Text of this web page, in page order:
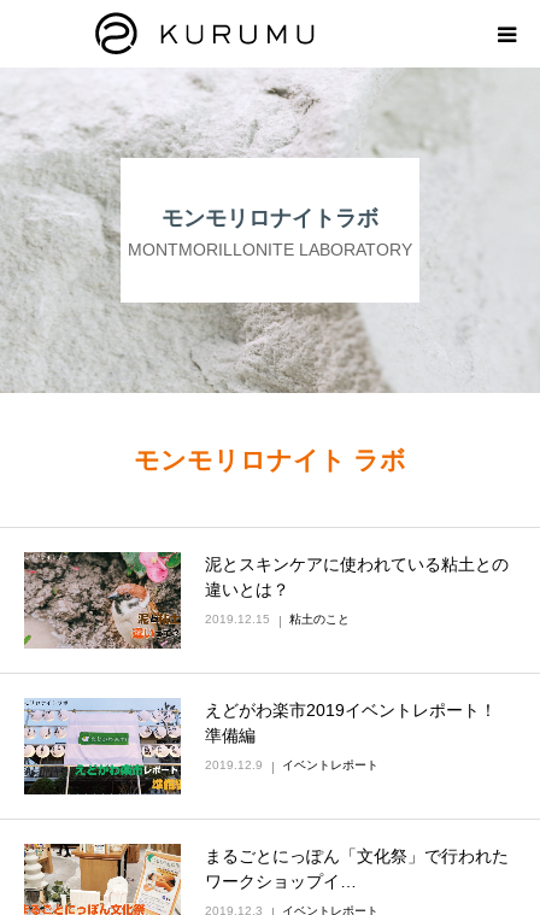
モンモリロナイトラボ
MONTMORILLONITE LABORATORY
モンモリロナイト ラボ
泥とスキンケアに使われている粘土との
違いとは？
2019.12.15 粘土のこと
えどがわ楽市2019イベントレポート！
準備編
2019.12.9 イベントレポート
まるごとにっぽん「文化祭」で行われた
ワークショップイ…
2019.12.3 イベントレポート
HOME
ABOUT
プロダクト
モンモリロナイトラボ
お知らせ